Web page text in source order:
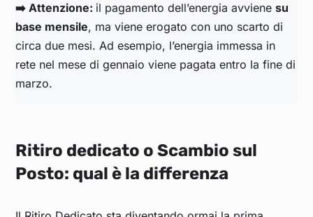
➡️ Attenzione: il pagamento dell’energia avvienesu
base mensile, ma viene erogato con uno scarto di
circa due mesi. Ad esempio, l’energia immessa in
rete nel mese di gennaio viene pagata entro la fine di
marzo.
Ritiro dedicato o Scambio sul
Posto: qual è la differenza